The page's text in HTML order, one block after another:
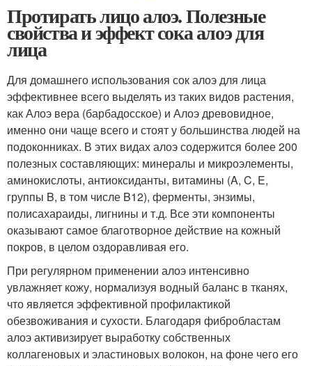
Протирать лицо алоэ. Полезные
свойства и эффект сока алоэ для
лица
Для домашнего использования сок алоэ для лица
эффективнее всего выделять из таких видов растения,
как Алоэ вера (барбадосское) и Алоэ древовидное,
именно они чаще всего и стоят у большинства людей на
подоконниках. В этих видах алоэ содержится более 200
полезных составляющих: минералы и микроэлементы,
аминокислоты, антиоксиданты, витамины (A, C, E,
группы B, в том числе B12), ферменты, энзимы,
полисахараиды, лигнины и т.д. Все эти компоненты
оказывают самое благотворное действие на кожный
покров, в целом оздоравливая его.
При регулярном применении алоэ интенсивно
увлажняет кожу, нормализуя водный баланс в тканях,
что является эффективной профилактикой
обезвоживания и сухости. Благодаря фибробластам
алоэ активизирует выработку собственных
коллагеновых и эластиновых волокон, на фоне чего его